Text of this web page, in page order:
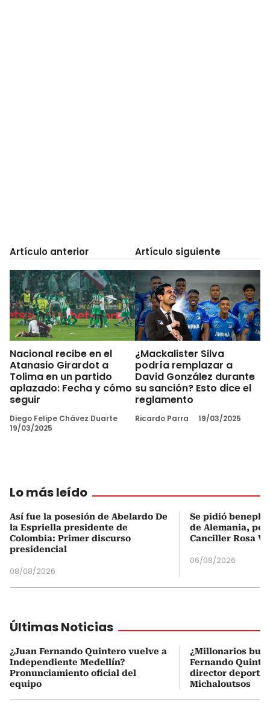
Artículo anterior
Nacional recibe en el
Atanasio Girardot a
Tolima en un partido
aplazado: Fecha y cómo
seguir
Diego Felipe Chávez Duarte
19/03/2025
Artículo siguiente
¿Mackalister Silva
podría remplazar a
David González durante
su sanción? Esto dice el
reglamento
Ricardo Parra 19/03/2025
Lo más leído
Así fue la posesión de Abelardo De
la Espriella presidente de
Colombia: Primer discurso
presidencial
08/08/2026
Se pidió
de Alemania,
Canciller Rosa
06/08/2026
Últimas Noticias
¿Juan Fernando Quintero vuelve a
Independiente Medellín?
Pronunciamiento oficial del
equipo
¿Millonarios
Fernando
director
Michaloutsos